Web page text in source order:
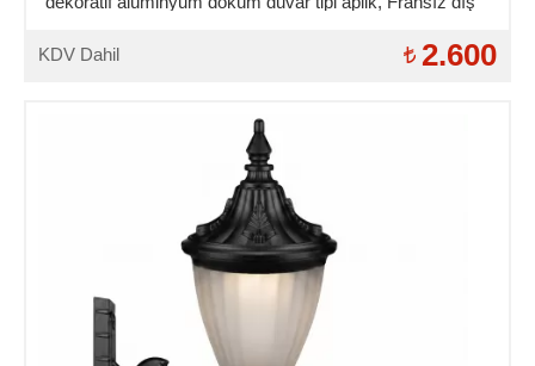
KDV Dahil
2.600